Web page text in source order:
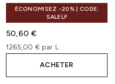
ÉCONOMISEZ -20% | CODE:
SALELF
50,60 €
1265,00 € par L
ACHETER